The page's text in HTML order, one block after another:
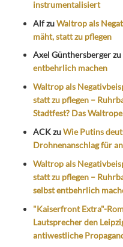
instrumentalisiert
AlfzuWaltrop als
mäht, statt zu pflegen
Axel Günthersbergerzu
entbehrlich machen
Waltrop als
statt zu pflegen –
Stadtfest? Das
ACKzuWie Putins
Drohnenanschlag für
Waltrop als
statt zu pflegen –
selbst entbehrlich
"Kaiserfront Extra"-
Lautsprecher den
antiwestliche